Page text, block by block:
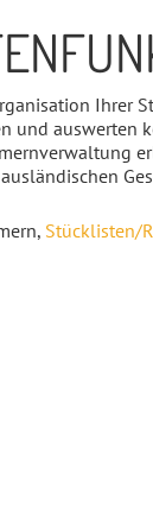
Ihrer
und
Stücklisten/